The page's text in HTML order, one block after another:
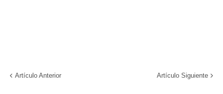
Artículo Anterior Artículo Siguiente